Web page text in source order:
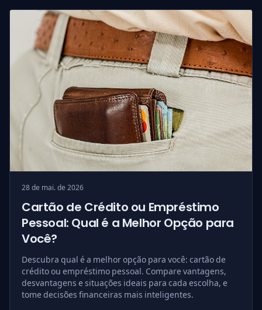
28 de mai. de 2026
Cartão de Crédito ou Empréstimo
Pessoal: Qual é a Melhor Opção para
Você?
Descubra qual é a melhor opção para você: cartão de
crédito ou empréstimo pessoal. Compare vantagens,
desvantagens e situações ideais para cada escolha, e
tome decisões financeiras mais inteligentes.